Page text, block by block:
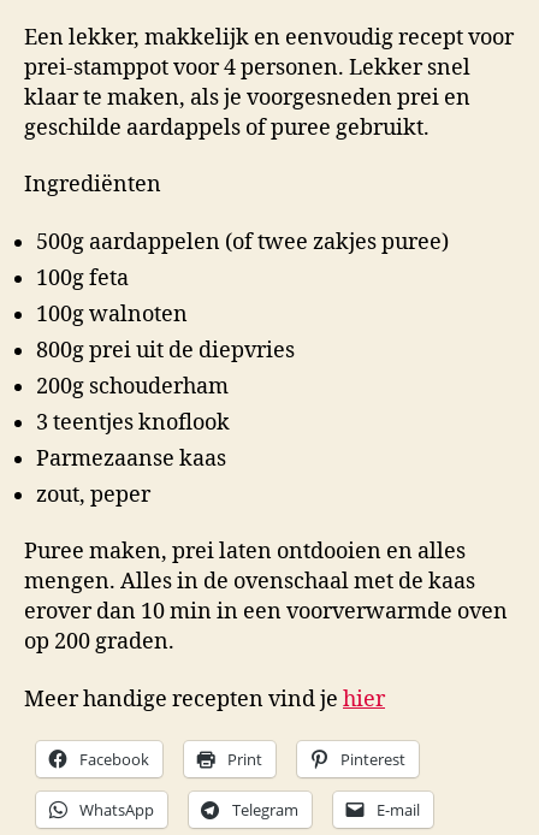
Een lekker, makkelijk en eenvoudig recept voor
prei-stamppot voor 4 personen. Lekker snel
klaar te maken, als je voorgesneden prei en
geschilde aardappels of puree gebruikt.
Ingrediënten
500g aardappelen (of twee zakjes puree)
100g feta
100g walnoten
800g prei uit de diepvries
200g schouderham
3 teentjes knoflook
Parmezaanse kaas
zout, peper
Puree maken, prei laten ontdooien en alles
mengen. Alles in de ovenschaal met de kaas
erover dan 10 min in een voorverwarmde oven
op 200 graden.
Meer handige recepten vind je hier
Facebook Print Pinterest
WhatsApp Telegram E-mail